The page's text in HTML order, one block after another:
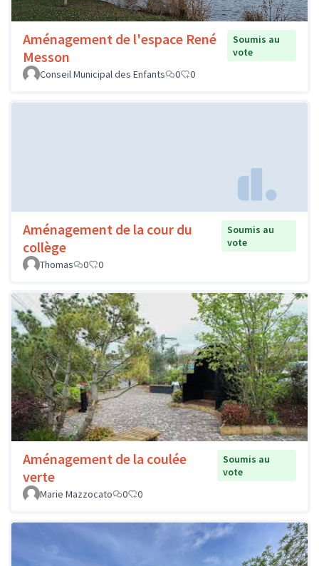
Aménagement de l'espace René
Messon
Soumis au
vote
Conseil Municipal des Enfants
0 0
Aménagement de la cour du
collège
Soumis au
vote
Thomas
0 0
Aménagement de la coulée
verte
Soumis au
vote
Marie Mazzocato
0 0